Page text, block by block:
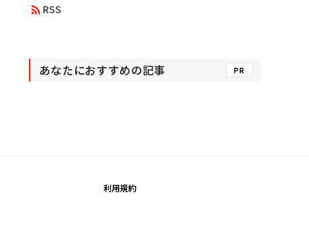
RSS
あなたにおすすめの記事 PR
利用規約